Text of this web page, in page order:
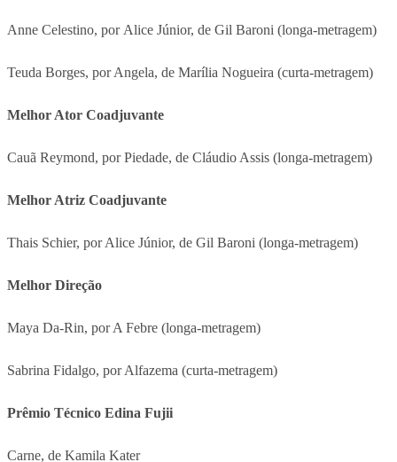
Anne Celestino, por Alice Júnior, de Gil Baroni (longa-metragem)
Teuda Borges, por Angela, de Marília Nogueira (curta-metragem)
Melhor Ator Coadjuvante
Cauã Reymond, por Piedade, de Cláudio Assis (longa-metragem)
Melhor Atriz Coadjuvante
Thais Schier, por Alice Júnior, de Gil Baroni (longa-metragem)
Melhor Direção
Maya Da-Rin, por A Febre (longa-metragem)
Sabrina Fidalgo, por Alfazema (curta-metragem)
Prêmio Técnico Edina Fujii
Carne, de Kamila Kater